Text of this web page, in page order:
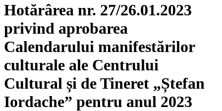
Hotărârea nr. 27/26.01.2023
privind aprobarea
Calendarului manifestărilor
culturale ale Centrului
Cultural și de Tineret „Ștefan
Iordache” pentru anul 2023